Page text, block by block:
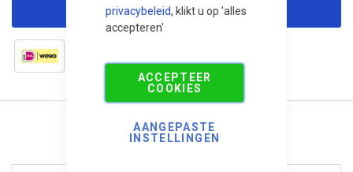
privacybeleid, klikt u op 'alles
accepteren'
ACCEPTEER
COOKIES
AANGEPASTE
INSTELLINGEN
Korting aanvragen